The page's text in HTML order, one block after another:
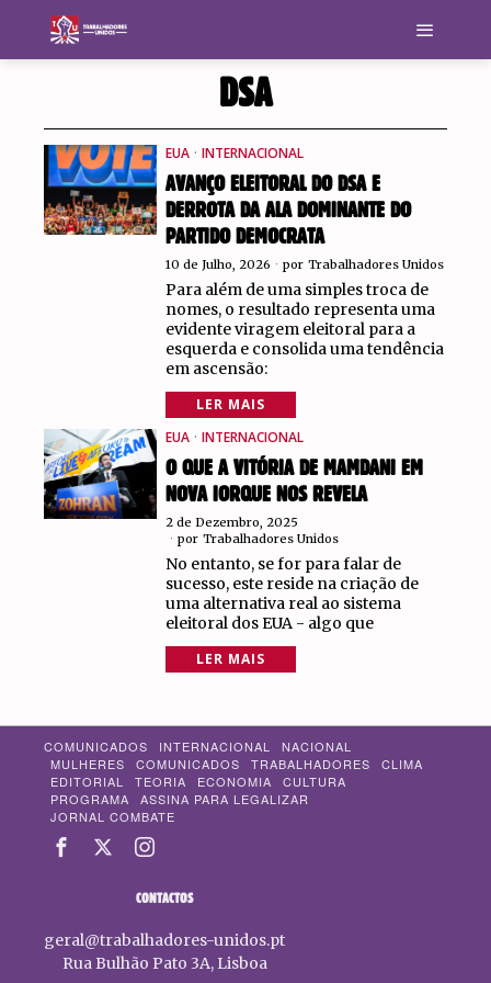
DSA
EUA · INTERNACIONAL
AVANÇO ELEITORAL DO DSA E
DERROTA DA ALA DOMINANTE DO
PARTIDO DEMOCRATA
10 de Julho, 2026 por Trabalhadores Unidos
Para além de uma simples troca de
nomes, o resultado representa uma
evidente viragem eleitoral para a
esquerda e consolida uma tendência
em ascensão:
LER MAIS
EUA · INTERNACIONAL
O QUE A VITÓRIA DE MAMDANI EM
NOVA IORQUE NOS REVELA
2 de Dezembro, 2025
por Trabalhadores Unidos
No entanto, se for para falar de
sucesso, este reside na criação de
uma alternativa real ao sistema
eleitoral dos EUA - algo que
LER MAIS
COMUNICADOS INTERNACIONAL
NACIONAL
MULHERES
COMUNICADOS TRABALHADORES
CLIMA
EDITORIAL
TEORIA ECONOMIA
CULTURA
PROGRAMA
ASSINA PARA LEGALIZAR
JORNAL COMBATE
CONTACTOS
geral@trabalhadores-unidos.pt
Rua Bulhão Pato 3A, Lisboa